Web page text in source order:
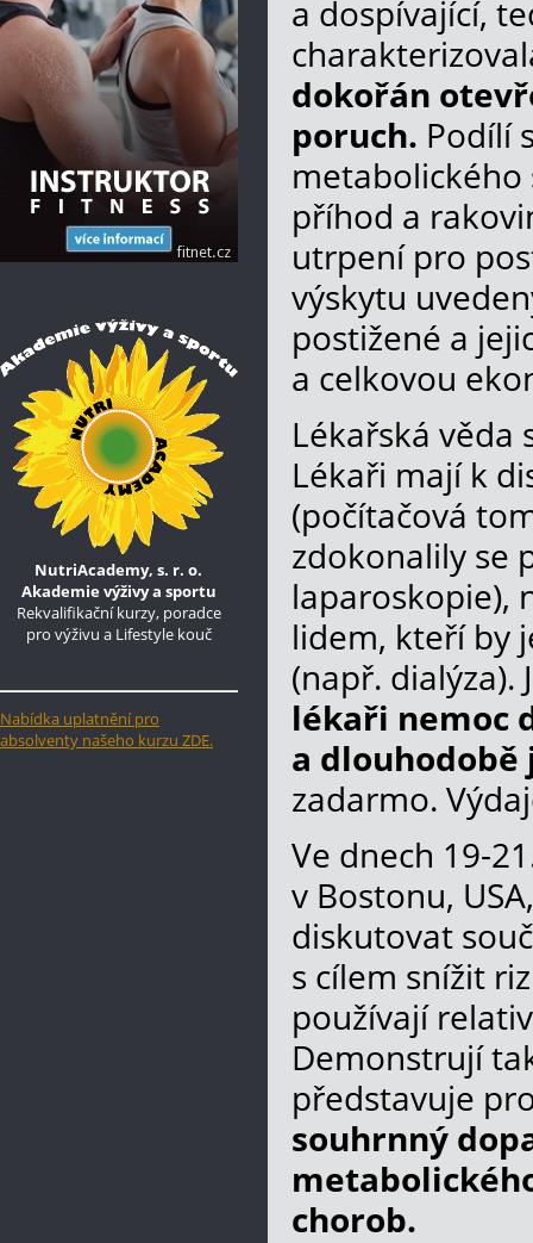
NutriAcademy, s. r. o.
Akademie výživy a sportu
Rekvalifikační kurzy, poradce
pro výživu a Lifestyle kouč
Nabídka uplatnění pro
absolventy našeho kurzu ZDE.
a dospívající,
dokořán
poruch. Podílí
metabolického
příhod a
utrpení pro
výskytu
postižené a
a celkovou
Lékařská věda
Lékaři mají k
(počítačová
zdokonalily se
laparoskopie),
lidem, kteří by
(např.
lékaři nemoc
a
zadarmo.
Ve dnech 19-
v Bostonu,
diskutovat
s cílem snížit
používají
Demonstrují
představuje
souhrnný
chorob.